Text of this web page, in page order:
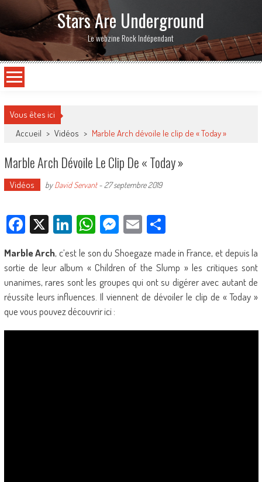
Stars Are Underground
Le webzine Rock Indépendant
Vous êtes ici
Accueil > Vidéos > Marble Arch dévoile le clip de « Today »
Marble Arch Dévoile Le Clip De « Today »
Vidéos byDavid Servant- 27 septembre 2019
Facebook
X LinkedIn
WhatsApp
Messenger
EmailPartager
Marble Arch, c’est le son du Shoegaze made in France, et depuis la
sortie de leur album « Children of the Slump » les critiques sont
unanimes, rares sont les groupes qui ont su digérer avec autant de
réussite leurs influences. Il viennent de dévoiler le clip de « Today »
que vous pouvez découvrir ici :